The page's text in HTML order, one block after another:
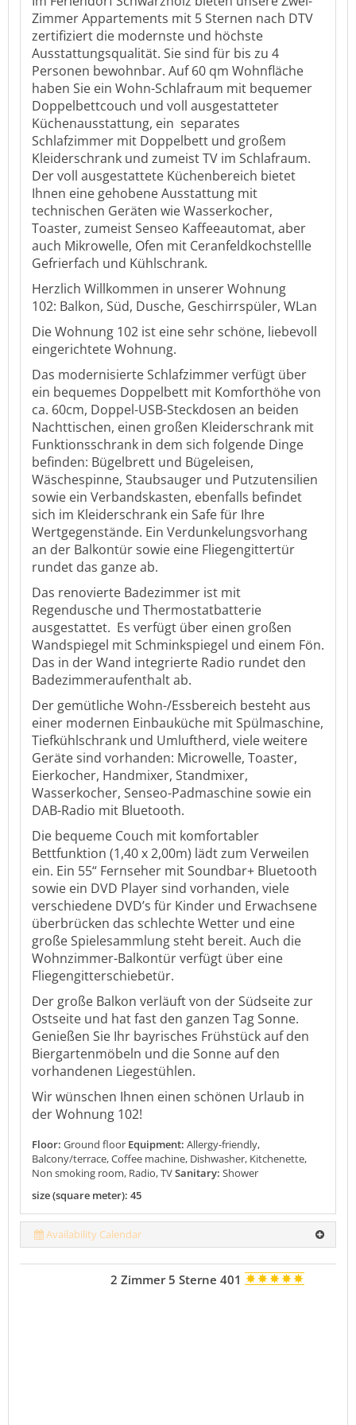
Zimmer Appartements mit 5 Sternen nach DTV
zertifiziert die modernste und höchste
Ausstattungsqualität. Sie sind für bis zu 4
Personen bewohnbar. Auf 60 qm Wohnfläche
haben Sie ein Wohn-Schlafraum mit bequemer
Doppelbettcouch und voll ausgestatteter
Küchenausstattung, ein separates
Schlafzimmer mit Doppelbett und großem
Kleiderschrank und zumeist TV im Schlafraum.
Der voll ausgestattete Küchenbereich bietet
Ihnen eine gehobene Ausstattung mit
technischen Geräten wie Wasserkocher,
Toaster, zumeist Senseo Kaffeeautomat, aber
auch Mikrowelle, Ofen mit Ceranfeldkochstellle
Gefrierfach und Kühlschrank.
Herzlich Willkommen in unserer Wohnung
102: Balkon, Süd, Dusche, Geschirrspüler, WLan
Die Wohnung 102 ist eine sehr schöne, liebevoll
eingerichtete Wohnung.
Das modernisierte Schlafzimmer verfügt über
ein bequemes Doppelbett mit Komforthöhe von
ca. 60cm, Doppel-USB-Steckdosen an beiden
Nachttischen, einen großen Kleiderschrank mit
Funktionsschrank in dem sich folgende Dinge
befinden: Bügelbrett und Bügeleisen,
Wäschespinne, Staubsauger und Putzutensilien
sowie ein Verbandskasten, ebenfalls befindet
sich im Kleiderschrank ein Safe für Ihre
Wertgegenstände. Ein Verdunkelungsvorhang
an der Balkontür sowie eine Fliegengittertür
rundet das ganze ab.
Das renovierte Badezimmer ist mit
Regendusche und Thermostatbatterie
ausgestattet. Es verfügt über einen großen
Wandspiegel mit Schminkspiegel und einem Fön.
Das in der Wand integrierte Radio rundet den
Badezimmeraufenthalt ab.
Der gemütliche Wohn-/Essbereich besteht aus
einer modernen Einbauküche mit Spülmaschine,
Tiefkühlschrank und Umluftherd, viele weitere
Geräte sind vorhanden: Microwelle, Toaster,
Eierkocher, Handmixer, Standmixer,
Wasserkocher, Senseo-Padmaschine sowie ein
DAB-Radio mit Bluetooth.
Die bequeme Couch mit komfortabler
Bettfunktion (1,40 x 2,00m) lädt zum Verweilen
ein. Ein 55“ Fernseher mit Soundbar+ Bluetooth
sowie ein DVD Player sind vorhanden, viele
verschiedene DVD’s für Kinder und Erwachsene
überbrücken das schlechte Wetter und eine
große Spielesammlung steht bereit. Auch die
Wohnzimmer-Balkontür verfügt über eine
Fliegengitterschiebetür.
Der große Balkon verläuft von der Südseite zur
Ostseite und hat fast den ganzen Tag Sonne.
Genießen Sie Ihr bayrisches Frühstück auf den
Biergartenmöbeln und die Sonne auf den
vorhandenen Liegestühlen.
Wir wünschen Ihnen einen schönen Urlaub in
der Wohnung 102!
Floor: Ground floor Equipment: Allergy-friendly,
Balcony/terrace, Coffee machine, Dishwasher, Kitchenette,
Non smoking room, Radio, TVSanitary: Shower
size (square meter): 45
Availability Calendar
2 Zimmer 5 Sterne 401